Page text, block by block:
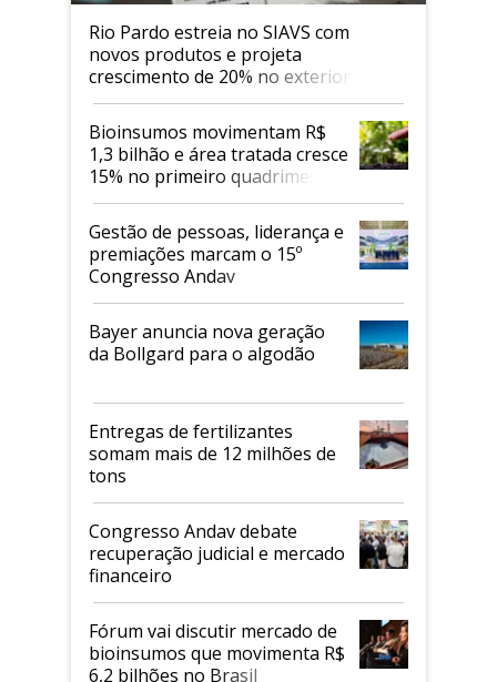
Rio Pardo estreia no SIAVS com
novos produtos e projeta
crescimento de 20% no exterior
Bioinsumos movimentam R$
1,3 bilhão e área tratada cresce
15% no primeiro quadrimestre
de 2026
Gestão de pessoas, liderança e
premiações marcam o 15º
Congresso Andav
Bayer anuncia nova geração
da Bollgard para o algodão
Entregas de fertilizantes
somam mais de 12 milhões de
tons
Congresso Andav debate
recuperação judicial e mercado
financeiro
Fórum vai discutir mercado de
bioinsumos que movimenta R$
6,2 bilhões no Brasil